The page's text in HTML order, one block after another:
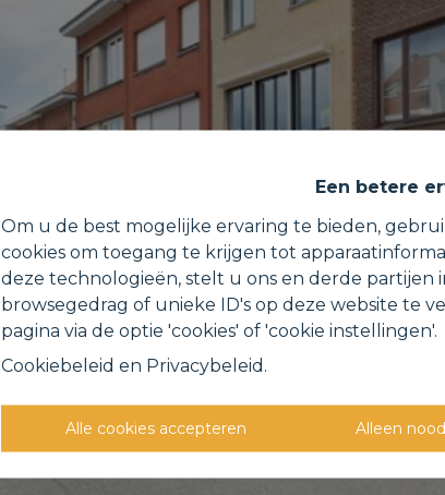
Een betere
Om u de best mogelijke ervaring te bieden,
cookies om toegang te krijgen tot
deze technologieën, stelt u ons en derde partijen
browsegedrag of unieke ID's op deze website te
pagina via de optie 'cookies' of 'cookie instellingen'.
Cookiebeleid en Privacybeleid .
Alle cookies accepteren Alleen